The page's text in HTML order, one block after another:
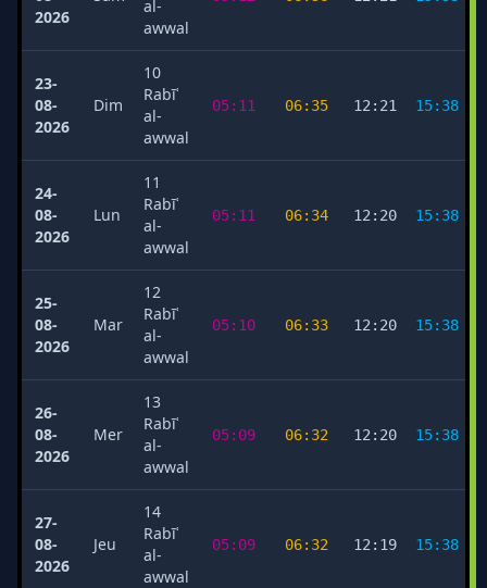
2026
al-
awwal
23-
08-
2026
Dim
10
Rabīʿ
al-
awwal
05:11 06:35 12:21 15:38
24-
08-
2026
Lun
11
Rabīʿ
al-
awwal
05:11 06:34 12:20 15:38
25-
08-
2026
Mar
12
Rabīʿ
al-
awwal
05:10 06:33 12:20 15:38
26-
08-
2026
Mer
13
Rabīʿ
al-
awwal
05:09 06:32 12:20 15:38
27-
08-
2026
Jeu
14
Rabīʿ
al-
awwal
05:09 06:32 12:19 15:38